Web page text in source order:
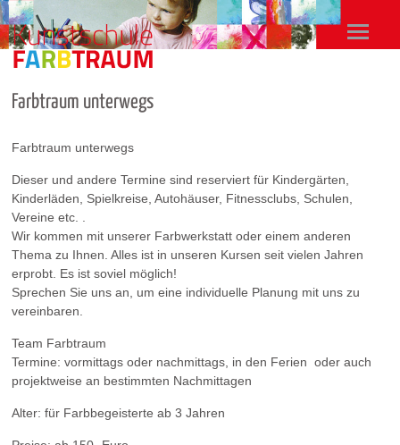
Farbtraum unterwegs
Farbtraum unterwegs
Dieser und andere Termine sind reserviert für Kindergärten,
Kinderläden, Spielkreise, Autohäuser, Fitnessclubs, Schulen,
Vereine etc. .
Wir kommen mit unserer Farbwerkstatt oder einem anderen
Thema zu Ihnen. Alles ist in unseren Kursen seit vielen Jahren
erprobt. Es ist soviel möglich!
Sprechen Sie uns an, um eine individuelle Planung mit uns zu
vereinbaren.
Team Farbtraum
Termine: vormittags oder nachmittags, in den Ferien oder auch
projektweise an bestimmten Nachmittagen
Alter: für Farbbegeisterte ab 3 Jahren